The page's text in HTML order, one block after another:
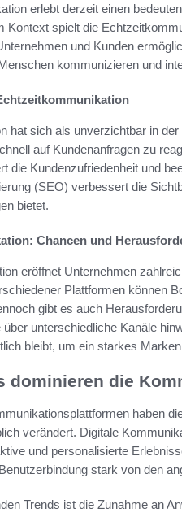
erlebt derzeit einen
Kontext spielt die
und Kunden
kommunizieren und
hat sich als unverzichtbar in
auf Kundenanfragen zu
die Kundenzufriedenheit und
(SEO) verbessert die
bietet.
Chancen und
eröffnet Unternehmen
Plattformen können
gibt es auch
unterschiedliche Kanäle
bleibt, um ein starkes
dominieren die
haben
verändert. Digitale
und personalisierte
stark von den
Trends ist die Zunahme an